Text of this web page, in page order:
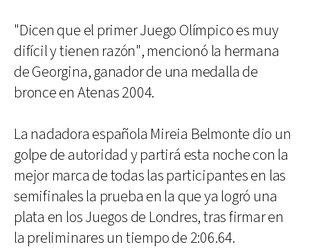
"Dicen que el primer Juego Olímpico es muy
difícil y tienen razón", mencionó la hermana
de Georgina, ganador de una medalla de
bronce en Atenas 2004.
La nadadora española Mireia Belmonte dio un
golpe de autoridad y partirá esta noche con la
mejor marca de todas las participantes en las
semifinales la prueba en la que ya logró una
plata en los Juegos de Londres, tras firmar en
la preliminares un tiempo de 2:06.64.